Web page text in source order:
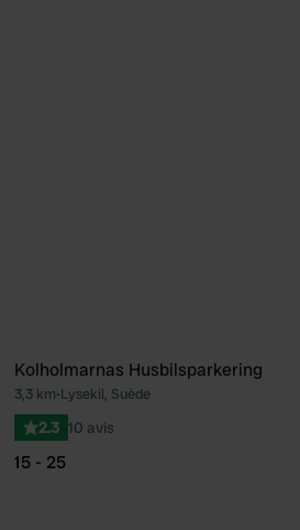
Kolholmarnas Husbilsparkering
3,3 km•Lysekil, Suède
2.3 10 avis
15 - 25